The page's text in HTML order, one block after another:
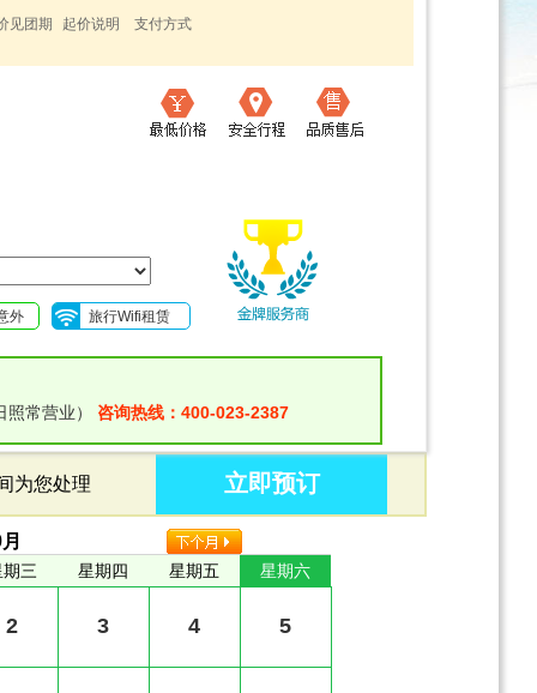
见团期 起价说明 支付方式
外 旅行Wifi租赁
常营业） 咨询热线：400-023-2387
为您处理 立即预订
月
期三 星期四 星期五 星期六
2 3 4 5